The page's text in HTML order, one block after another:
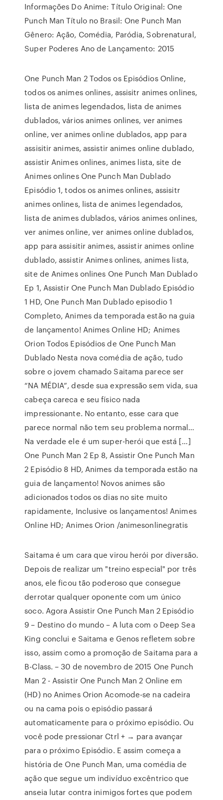
Informações Do Anime: Título Original: One
Punch Man Título no Brasil: One Punch Man
Gênero: Ação, Comédia, Paródia, Sobrenatural,
Super Poderes Ano de Lançamento: 2015
One Punch Man 2 Todos os Episódios Online,
todos os animes onlines, assisitr animes onlines,
lista de animes legendados, lista de animes
dublados, vários animes onlines, ver animes
online, ver animes online dublados, app para
assisitir animes, assistir animes online dublado,
assistir Animes onlines, animes lista, site de
Animes onlines One Punch Man Dublado
Episódio 1, todos os animes onlines, assisitr
animes onlines, lista de animes legendados,
lista de animes dublados, vários animes onlines,
ver animes online, ver animes online dublados,
app para assisitir animes, assistir animes online
dublado, assistir Animes onlines, animes lista,
site de Animes onlines One Punch Man Dublado
Ep 1, Assistir One Punch Man Dublado Episódio
1 HD, One Punch Man Dublado episodio 1
Completo, Animes da temporada estão na guia
de lançamento! Animes Online HD; Animes
Orion Todos Episódios de One Punch Man
Dublado Nesta nova comédia de ação, tudo
sobre o jovem chamado Saitama parece ser
“NA MÉDIA”, desde sua expressão sem vida, sua
cabeça careca e seu físico nada
impressionante. No entanto, esse cara que
parece normal não tem seu problema normal…
Na verdade ele é um super-herói que está […]
One Punch Man 2 Ep 8, Assistir One Punch Man
2 Episódio 8 HD, Animes da temporada estão na
guia de lançamento! Novos animes são
adicionados todos os dias no site muito
rapidamente, Inclusive os lançamentos! Animes
Online HD; Animes Orion /animesonlinegratis
Saitama é um cara que virou herói por diversão.
Depois de realizar um "treino especial" por três
anos, ele ficou tão poderoso que consegue
derrotar qualquer oponente com um único
soco. Agora Assistir One Punch Man 2 Episódio
9 – Destino do mundo – A luta com o Deep Sea
King conclui e Saitama e Genos refletem sobre
isso, assim como a promoção de Saitama para a
B-Class. – 30 de novembro de 2015 One Punch
Man 2 - Assistir One Punch Man 2 Online em
(HD) no Animes Orion Acomode-se na cadeira
ou na cama pois o episódio passará
automaticamente para o próximo episódio. Ou
você pode pressionar Ctrl + → para avançar
para o próximo Episódio. E assim começa a
história de One Punch Man, uma comédia de
ação que segue um indivíduo excêntrico que
anseia lutar contra inimigos fortes que podem